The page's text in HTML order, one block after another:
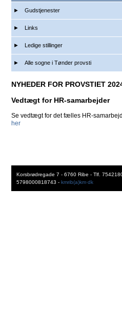
Gudstjenester
Links
Ledige stillinger
Alle sogne i Tønder provsti
NYHEDER FOR PROVSTIET
Vedtægt for HR-samarbejder
Se vedtægt for det fælles HR-
her
Korsbrødregade 7 - 6760 Ribe - Tlf.
5798000818743 - kmrib(a)km·dk